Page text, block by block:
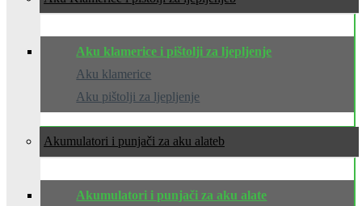
Aku klamerice i pištolji za ljepljenje
Aku klamerice
Aku pištolji za ljepljenje
Akumulatori i punjači za aku alate
Akumulatori i punjači za aku alate